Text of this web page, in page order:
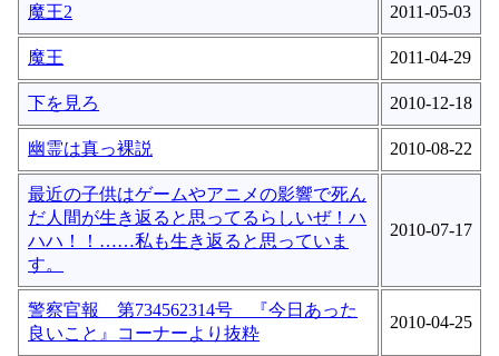
魔王2 2011-05-03
魔王 2011-04-29
下を見ろ 2010-12-18
幽霊は真っ裸説 2010-08-22
最近の子供はゲームやアニメの影響で死ん
だ人間が生き返ると思ってるらしいぜ！ハ
ハハ！！……私も生き返ると思っていま
す。
2010-07-17
警察官報 第734562314号 『今日あった
良いこと』コーナーより抜粋
2010-04-25